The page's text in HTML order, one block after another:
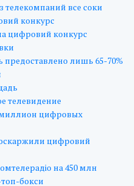
все соки
конкурс
цифровий конкурс
лишь 65-70%
телевидение
миллион цифровых
цифровий
на 450 млн
топ-бокси